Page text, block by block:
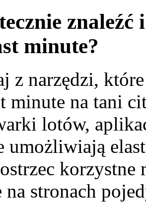
minute?
z narzędzi,
minute na tani
lotów,
umożliwiają
na stronach